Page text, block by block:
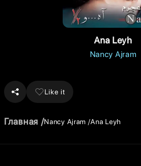
Ana Leyh
Nancy Ajram
Like it
Главная Nancy Ajram Ana Leyh